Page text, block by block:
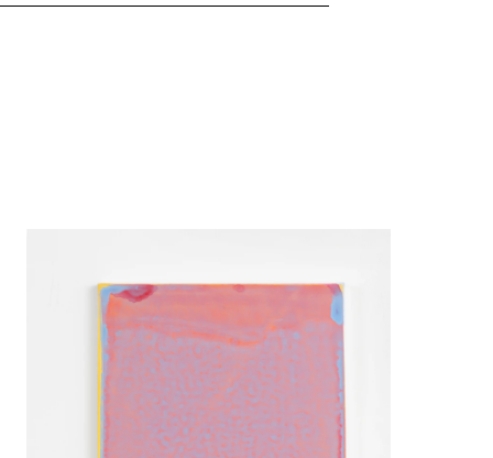
2021
2021
2019